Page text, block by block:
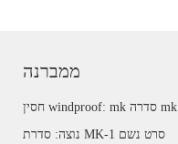
ממברנה
חסין windproof: mk סדרה mk
נוצה: סדרת MK-1 סרט נשם